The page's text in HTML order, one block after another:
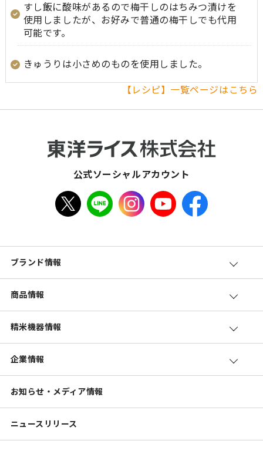
すし飯に酸味があるので梅干しのはちみつ漬けを
使用しましたが、お好みで普通の梅干しでも代用
可能です。
きゅうりは小さめのものを使用しました。
【レシピ】一覧ページはこちら
公式ソーシャルアカウント
ブランド情報
商品情報
精米機器情報
企業情報
お知らせ・メディア情報
ニュースリリース